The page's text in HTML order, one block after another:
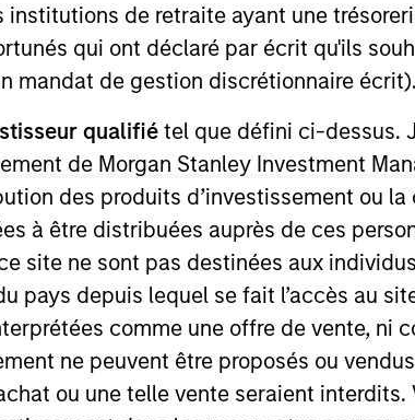
de retraite ayant une
qui ont déclaré par écrit qu'ils
mandat de gestion discrétionnaire écrit).
qualifié tel que défini ci-dessus.
de Morgan Stanley Investment
des produits d’investissement ou
à être distribuées auprès de ces
site ne sont pas destinées aux
pays depuis lequel se fait l’accès au
comme une offre de vente, ni
ne peuvent être proposés ou
ou une telle vente seraient interdits.
purposes only. There is no guarantee that
in the future (for current holdings). The
website has not been authorized, sponsored, or
navigating to a third party site. We are providing
not imply any endorsement, approval,
no event shall we be responsible for the